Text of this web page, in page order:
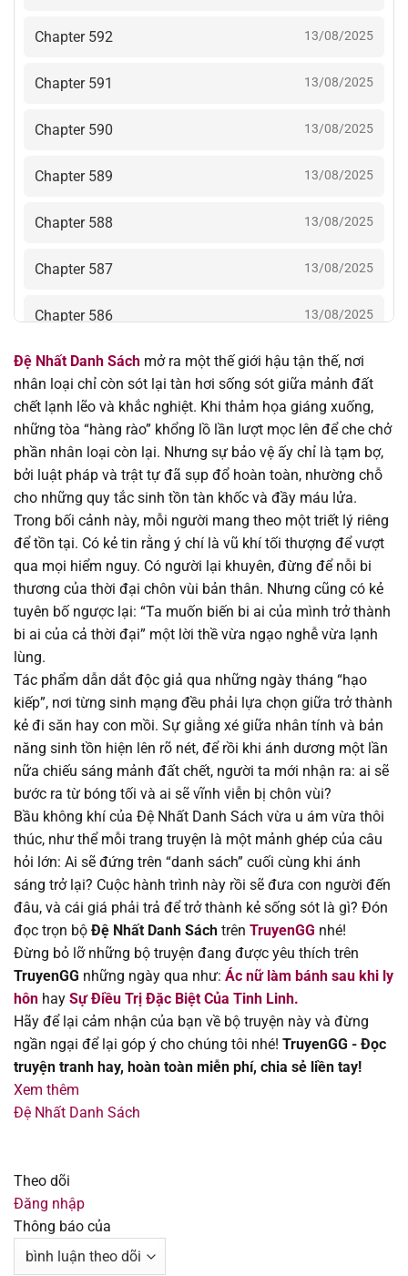
Chapter 592 13/08/2025
Chapter 591 13/08/2025
Chapter 590 13/08/2025
Chapter 589 13/08/2025
Chapter 588 13/08/2025
Chapter 587 13/08/2025
Chapter 586 13/08/2025
Chapter 585 13/08/2025
Chapter 584 13/08/2025
Chapter 583 13/08/2025
Chapter 582 13/08/2025
Chapter 581 13/08/2025
Chapter 580 13/08/2025
Chapter 579 13/08/2025
Chapter 578 13/08/2025
Chapter 577 13/08/2025
Chapter 576 13/08/2025
Chapter 575 13/08/2025
Chapter 573 13/08/2025
Chapter 572 13/08/2025
Chapter 571.1
Chapter 571
Chapter 569 13/08/2025
Chapter 568
Chapter 566
Chapter 565
Đệ Nhất Danh Sách mở ra một thế giới hậu tận thế, nơi
nhân loại chỉ còn sót lại tàn hơi sống sót giữa mảnh đất
chết lạnh lẽo và khắc nghiệt. Khi thảm họa giáng xuống,
những tòa “hàng rào” khổng lồ lần lượt mọc lên để che chở
phần nhân loại còn lại. Nhưng sự bảo vệ ấy chỉ là tạm bợ,
bởi luật pháp và trật tự đã sụp đổ hoàn toàn, nhường chỗ
cho những quy tắc sinh tồn tàn khốc và đầy máu lửa.
Trong bối cảnh này, mỗi người mang theo một triết lý riêng
để tồn tại. Có kẻ tin rằng ý chí là vũ khí tối thượng để vượt
qua mọi hiểm nguy. Có người lại khuyên, đừng để nỗi bi
thương của thời đại chôn vùi bản thân. Nhưng cũng có kẻ
tuyên bố ngược lại: “Ta muốn biến bi ai của mình trở thành
bi ai của cả thời đại” một lời thề vừa ngạo nghễ vừa lạnh
lùng.
Tác phẩm dẫn dắt độc giả qua những ngày tháng “hạo
kiếp”, nơi từng sinh mạng đều phải lựa chọn giữa trở thành
kẻ đi săn hay con mồi. Sự giằng xé giữa nhân tính và bản
năng sinh tồn hiện lên rõ nét, để rồi khi ánh dương một lần
nữa chiếu sáng mảnh đất chết, người ta mới nhận ra: ai sẽ
bước ra từ bóng tối và ai sẽ vĩnh viễn bị chôn vùi?
Bầu không khí của Đệ Nhất Danh Sách vừa u ám vừa thôi
thúc, như thể mỗi trang truyện là một mảnh ghép của câu
hỏi lớn: Ai sẽ đứng trên “danh sách” cuối cùng khi ánh
sáng trở lại? Cuộc hành trình này rồi sẽ đưa con người đến
đâu, và cái giá phải trả để trở thành kẻ sống sót là gì? Đón
đọc trọn bộ Đệ Nhất Danh Sách trên TruyenGG nhé!
Đừng bỏ lỡ những bộ truyện đang được yêu thích trên
TruyenGG những ngày qua như: Ác nữ làm bánh sau khi ly
hôn hay Sự Điều Trị Đặc Biệt Của Tinh Linh.
Hãy để lại cảm nhận của bạn về bộ truyện này và đừng
ngần ngại để lại góp ý cho chúng tôi nhé! TruyenGG - Đọc
truyện tranh hay, hoàn toàn miễn phí, chia sẻ liền tay!
Xem thêm
Đệ Nhất Danh Sách
Theo dõi
Đăng nhập
Thông báo của